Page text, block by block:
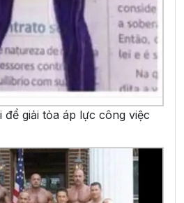
để giải tỏa áp lực công việc